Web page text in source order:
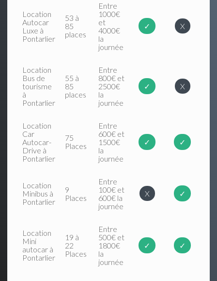
Location
Autocar
Luxe à
Pontarlier
53 à
85
places
Entre
1000€
et
4000€
la
journée
✓ X
Location
Bus de
tourisme
à
Pontarlier
55 à
85
places
Entre
800€ et
2500€
la
journée
✓ X
Location
Car
Autocar-
Drive à
Pontarlier
75
Places
Entre
600€ et
1500€
la
journée
✓ ✓
Location
Minibus à
Pontarlier
9
Places
Entre
100€ et
600€ la
journée
X ✓
Location
Mini
autocar à
Pontarlier
19 à
22
Places
Entre
500€ et
1800€
la
journée
✓ ✓